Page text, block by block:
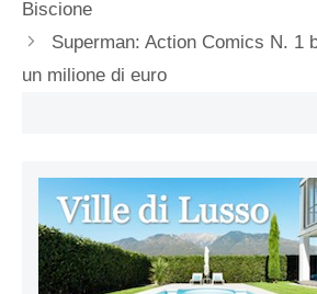
Biscione
Superman: Action Comics N. 1
un milione di euro